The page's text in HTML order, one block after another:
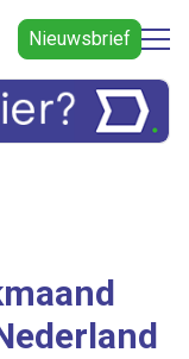
Nieuwsbrief